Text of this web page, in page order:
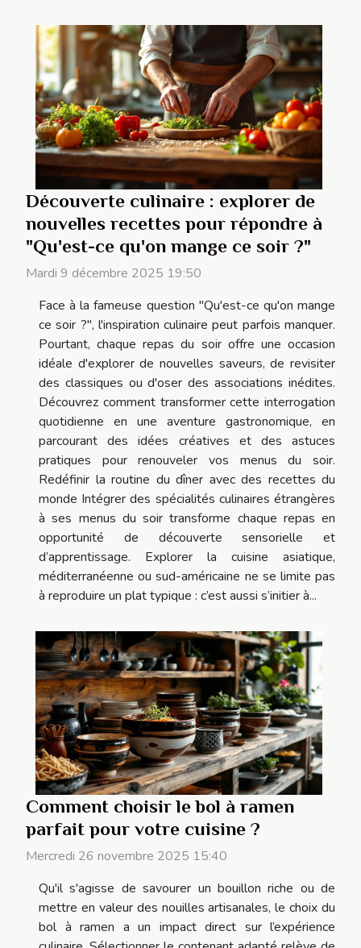
Découverte culinaire : explorer de
nouvelles recettes pour répondre à
"Qu'est-ce qu'on mange ce soir ?"
Mardi 9 décembre 2025 19:50
Face à la fameuse question "Qu'est-ce qu'on mange
ce soir ?", l'inspiration culinaire peut parfois manquer.
Pourtant, chaque repas du soir offre une occasion
idéale d'explorer de nouvelles saveurs, de revisiter
des classiques ou d'oser des associations inédites.
Découvrez comment transformer cette interrogation
quotidienne en une aventure gastronomique, en
parcourant des idées créatives et des astuces
pratiques pour renouveler vos menus du soir.
Redéfinir la routine du dîner avec des recettes du
monde Intégrer des spécialités culinaires étrangères
à ses menus du soir transforme chaque repas en
opportunité de découverte sensorielle et
d’apprentissage. Explorer la cuisine asiatique,
méditerranéenne ou sud-américaine ne se limite pas
à reproduire un plat typique : c’est aussi s’initier à...
Comment choisir le bol à ramen
parfait pour votre cuisine ?
Mercredi 26 novembre 2025 15:40
Qu'il s'agisse de savourer un bouillon riche ou de
mettre en valeur des nouilles artisanales, le choix du
bol à ramen a un impact direct sur l’expérience